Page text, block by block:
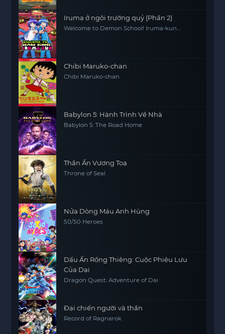
Iruma ở ngôi trường quỷ (Phần 2)
Welcome to Demon School! Iruma-kun
Chibi Maruko-chan
Chibi Maruko-chan
Babylon 5: Hành Trình Về Nhà
Babylon 5: The Road Home
Thần Ấn Vương Toạ
Throne of Seal
Nửa Dòng Máu Anh Hùng
50/50 Heroes
Dấu Ấn Rồng Thiêng: Cuộc Phiêu Lưu
Của Dai
Dragon Quest: Adventure of Dai
Đại chiến người và thần
Record of Ragnarok